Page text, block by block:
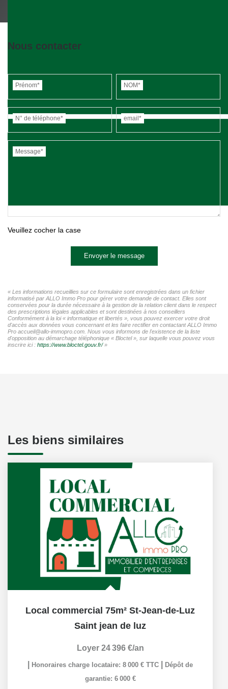
Nous contacter
Prénom* NOM*
N° de téléphone* email*
Message*
Veuillez cocher la case
Envoyer le message
« Les informations recueillies sur ce formulaire sont enregistrées dans un fichier
informatisé par ALLO Immo Pro pour gérer votre demande de contact. Elles sont
conservées pour la durée nécessaire à la gestion de la relation client dans le respect
des prescriptions légales applicables et sont destinées à nos conseillers
Conformément à la loi « informatique et libertés », vous pouvez exercer votre droit
d'accès aux données vous concernant et les faire rectifier en contactant ALLO Immo
Pro accueil@allo-immopro.com. Nous vous informons de l'existence de la liste
d'opposition au démarchage téléphonique « Bloctel », sur laquelle vous pouvez vous
inscrire ici : https://www.bloctel.gouv.fr/»
Les biens similaires
Local commercial 75m² St-Jean-de-Luz
Saint jean de luz
Loyer 24 396 €/an
Honoraires charge locataire: 8 000 € TTC
Dépôt de
garantie: 6 000 €